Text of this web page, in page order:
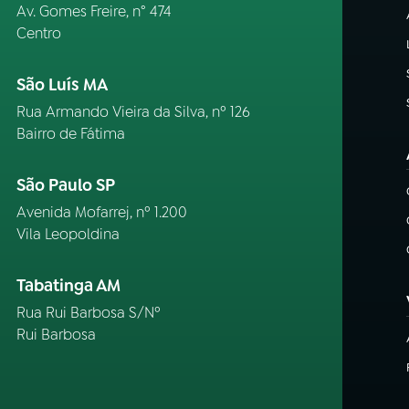
Av. Gomes Freire, n° 474
Centro
São Luís MA
Rua Armando Vieira da Silva, nº 126
Bairro de Fátima
São Paulo SP
Avenida Mofarrej, nº 1.200
Vila Leopoldina
Tabatinga AM
Rua Rui Barbosa S/Nº
Rui Barbosa